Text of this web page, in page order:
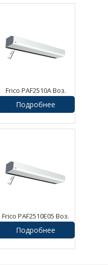
Frico PAF2510A Воз.
завеса Pamir
Подробнее
Frico PAF2510E05 Воз.
завеса Pamir
Подробнее